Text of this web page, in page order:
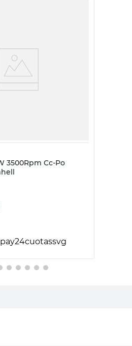
3500Rpm Cc-Po